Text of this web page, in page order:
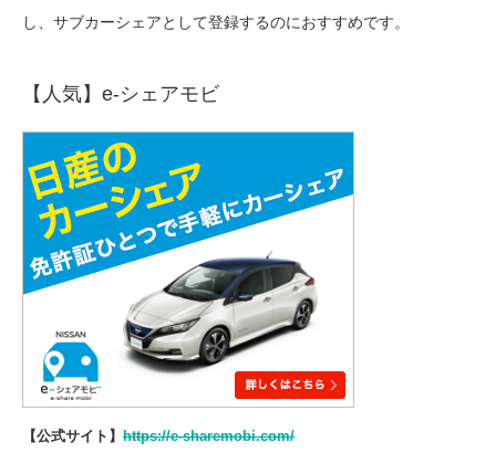
し、サブカーシェアとして登録するのにおすすめです。
【人気】e-シェアモビ
【公式サイト】 https://e-sharemobi.com/